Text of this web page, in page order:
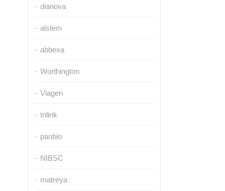
dianova
alstem
abbexa
Worthington
Viagen
trilink
panbio
NIBSC
matreya